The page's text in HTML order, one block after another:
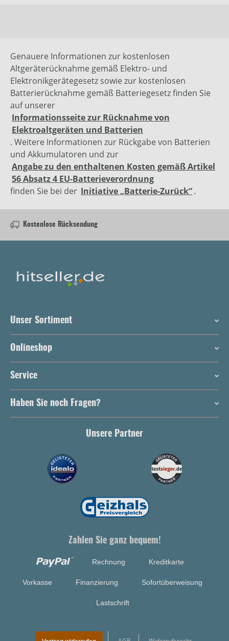
Genauere Informationen zur kostenlosen
Altgeräterücknahme gemäß Elektro- und
Elektronikgerätegesetz sowie zur kostenlosen
Batterierücknahme gemäß Batteriegesetz finden Sie
auf unserer
Informationsseite zur Rücknahme von
Elektroaltgeräten und Batterien
. Weitere Informationen zur Rückgabe von Batterien
und Akkumulatoren und zur
Angabe zu den enthaltenen Kosten gemäß Artikel
56 Absatz 4 EU-Batterieverordnung
finden Sie bei der Initiative „Batterie-Zurück“.
Kostenlose Rücksendung
Unser Sortiment
Onlineshop
Service
Haben Sie noch Fragen?
Unsere Partner
Zahlen Sie ganz bequem!
Rechnung Kreditkarte
Vorkasse Finanzierung Sofortüberweisung
Lastschrift